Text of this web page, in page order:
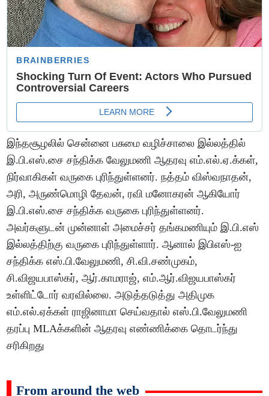
இந்தசூழலில் சென்னை பசுமை வழிச்சாலை இல்லத்தில்
இ.பி.எஸ்.சை சந்திக்க வேலுமணி ஆதரவு எம்.எல்.ஏ.க்கள்,
நிர்வாகிகள் வருகை புரிந்துள்ளனர். நத்தம் விஸ்வநாதன்,
அரி, அருண்மொழி தேவன், ரவி மனோகரன் ஆகியோர்
இ.பி.எஸ்.சை சந்திக்க வருகை புரிந்துள்ளனர்.
அவர்களுடன் முன்னாள் அமைச்சர் தங்கமணியும் இ.பி.எஸ்
இல்லத்திற்கு வருகை புரிந்துள்ளார். ஆனால் இபிஎஸ்-ஐ
சந்திக்க எஸ்.பி.வேலுமணி, சி.வி.சண்முகம்,
சி.விஜயபாஸ்கர், ஆர்.காமராஜ், எம்.ஆர்.விஜயபாஸ்கர்
உள்ளிட்டோர் வரவில்லை. அடுத்தடுத்து அதிமுக
எம்.எல்.ஏக்கள் ராஜினாமா செய்வதால் எஸ்.பி.வேலுமணி
தரப்பு MLAக்களின் ஆதரவு எண்ணிக்கை தொடர்ந்து
சரிகிறது
From around the web